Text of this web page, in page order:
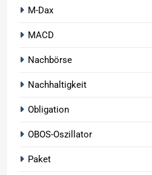
M-Dax
MACD
Nachbörse
Nachhaltigkeit
Obligation
OBOS-Oszillator
Paket